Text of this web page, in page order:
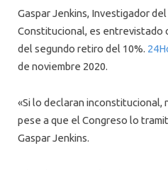
Gaspar Jenkins, Investigador
Constitucional, es entrevistado
del segundo retiro del 10%.
de noviembre 2020.
«Si lo declaran
pese a que el Congreso lo
Gaspar Jenkins.